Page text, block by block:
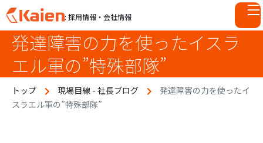
p
: 採用情報・会社情報
発達障害の力を使ったイスラ
エル軍の”特殊部隊”
トップ 現場目線 - 社長ブログ
発達障害の力を使ったイ
スラエル軍の”特殊部隊”